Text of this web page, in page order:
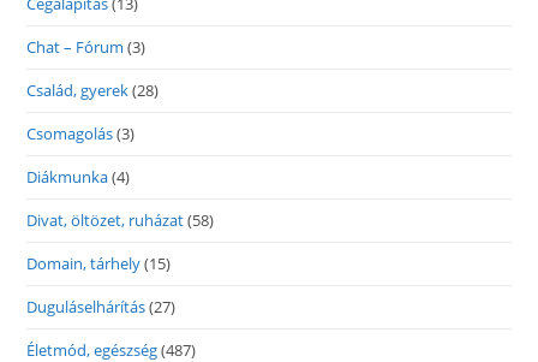
Chat – Fórum (3)
Család, gyerek(28)
Csomagolás(3)
Diákmunka(4)
Divat, öltözet, ruházat(58)
Domain, tárhely(15)
Duguláselhárítás(27)
Életmód, egészség(487)